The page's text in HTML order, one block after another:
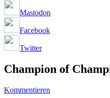
Mastodon
Facebook
Twitter
Champion of
Kommentieren